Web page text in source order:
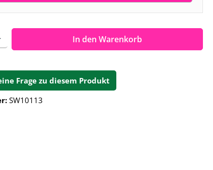
Gib den gewünschten Wert ein oder benutze die
In den Warenkorb
Frage zu diesem Produkt
SW10113